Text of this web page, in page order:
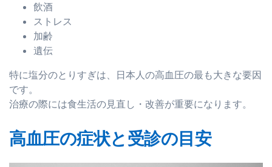
飲酒
ストレス
加齢
遺伝
特に塩分のとりすぎは、日本人の高血圧の最も大きな要因
です。
治療の際には食生活の見直し・改善が重要になります。
高血圧の症状と受診の目安